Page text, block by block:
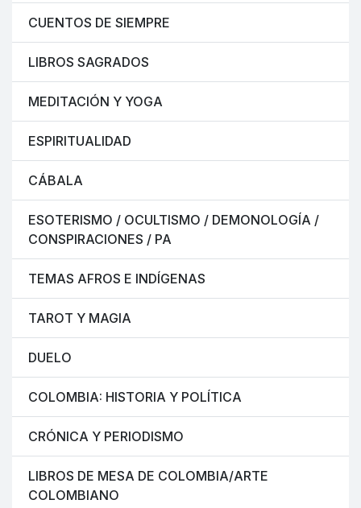
CUENTOS DE SIEMPRE
LIBROS SAGRADOS
MEDITACIÓN Y YOGA
ESPIRITUALIDAD
CÁBALA
ESOTERISMO / OCULTISMO / DEMONOLOGÍA /
CONSPIRACIONES / PA
TEMAS AFROS E INDÍGENAS
TAROT Y MAGIA
DUELO
COLOMBIA: HISTORIA Y POLÍTICA
CRÓNICA Y PERIODISMO
LIBROS DE MESA DE COLOMBIA/ARTE
COLOMBIANO